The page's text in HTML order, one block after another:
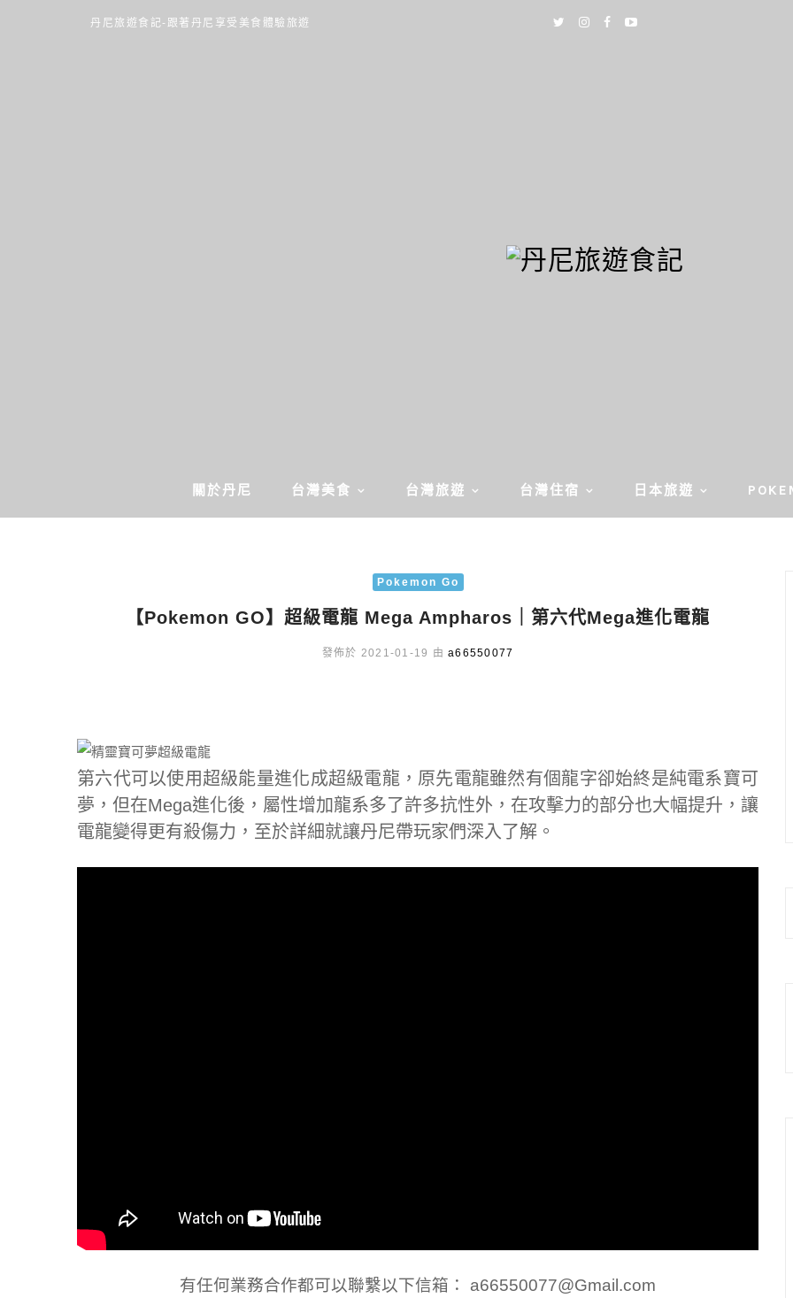
丹尼旅遊食記-跟著丹尼享受美食體驗旅遊
關於丹尼 台灣美食 台灣旅遊 台灣住宿 日本旅遊
Pokemon Go
【Pokemon GO】超級電龍 Mega Ampharos｜第六代Mega進化電龍
發佈於 2021-01-19 由 a66550077
第六代可以使用超級能量進化成超級電龍，原先電龍雖然有個龍字卻始終是純電系寶可
夢，但在Mega進化後，屬性增加龍系多了許多抗性外，在攻擊力的部分也大幅提升，讓
電龍變得更有殺傷力，至於詳細就讓丹尼帶玩家們深入了解。
有任何業務合作都可以聯繫以下信箱： a66550077@Gmail.com